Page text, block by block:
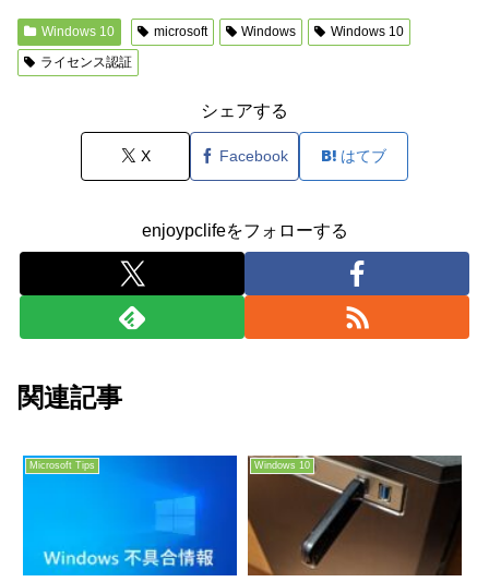
Windows 10 microsoft Windows
Windows 10
ライセンス認証
シェアする
X Facebook はてブ
enjoypclifeをフォローする
関連記事
Microsoft Tips Windows 10